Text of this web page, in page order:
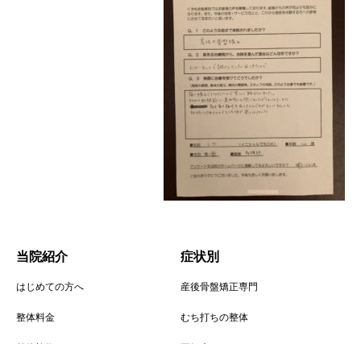
当院紹介
はじめての方へ
整体料金
症状別
産後骨盤矯正専門
むち打ちの整体